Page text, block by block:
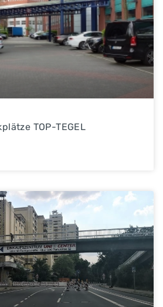
TOP-TEGEL